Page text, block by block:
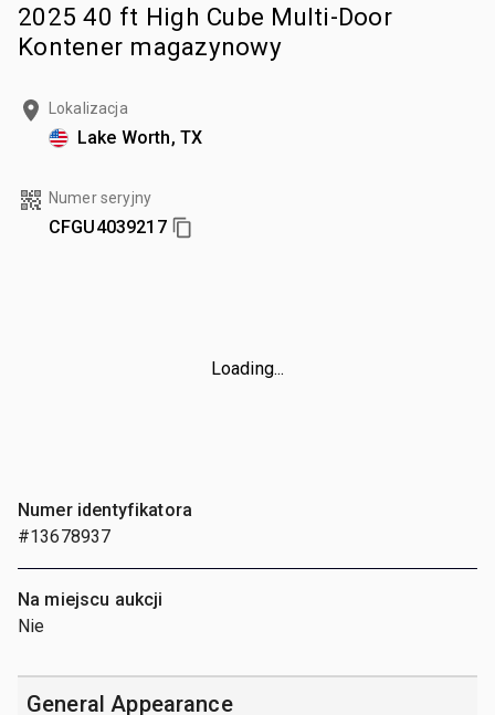
2025 40 ft High Cube Multi-Door
Kontener magazynowy
Lokalizacja
Lake Worth, TX
Numer seryjny
CFGU4039217
Loading...
Numer identyfikatora
#13678937
Na miejscu aukcji
Nie
General Appearance